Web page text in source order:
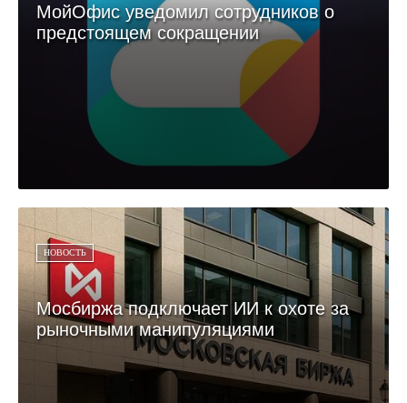
МойОфис уведомил сотрудников о
предстоящем сокращении
НОВОСТЬ
Мосбиржа подключает ИИ к охоте за
рыночными манипуляциями